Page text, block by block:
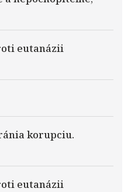
eutanázii
korupciu.
eutanázii